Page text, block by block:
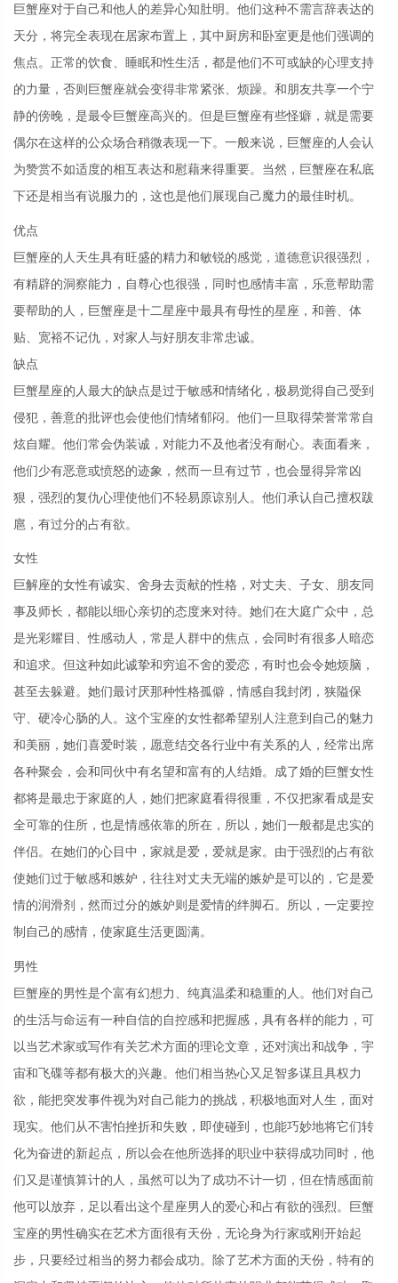
巨蟹座对于自己和他人的差异心知肚明。他们这种不需言辞表达的
天分，将完全表现在居家布置上，其中厨房和卧室更是他们强调的
焦点。正常的饮食、睡眠和性生活，都是他们不可或缺的心理支持
的力量，否则巨蟹座就会变得非常紧张、烦躁。和朋友共享一个宁
静的傍晚，是最令巨蟹座高兴的。但是巨蟹座有些怪癖，就是需要
偶尔在这样的公众场合稍微表现一下。一般来说，巨蟹座的人会认
为赞赏不如适度的相互表达和慰藉来得重要。当然，巨蟹座在私底
下还是相当有说服力的，这也是他们展现自己魔力的最佳时机。
优点
巨蟹座的人天生具有旺盛的精力和敏锐的感觉，道德意识很强烈，
有精辟的洞察能力，自尊心也很强，同时也感情丰富，乐意帮助需
要帮助的人，巨蟹座是十二星座中最具有母性的星座，和善、体
贴、宽裕不记仇，对家人与好朋友非常忠诚。
缺点
巨蟹星座的人最大的缺点是过于敏感和情绪化，极易觉得自己受到
侵犯，善意的批评也会使他们情绪郁闷。他们一旦取得荣誉常常自
炫自耀。他们常会伪装诚，对能力不及他者没有耐心。表面看来，
他们少有恶意或愤怒的迹象，然而一旦有过节，也会显得异常凶
狠，强烈的复仇心理使他们不轻易原谅别人。他们承认自己擅权跋
扈，有过分的占有欲。
女性
巨解座的女性有诚实、舍身去贡献的性格，对丈夫、子女、朋友同
事及师长，都能以细心亲切的态度来对待。她们在大庭广众中，总
是光彩耀目、性感动人，常是人群中的焦点，会同时有很多人暗恋
和追求。但这种如此诚挚和穷追不舍的爱恋，有时也会令她烦脑，
甚至去躲避。她们最讨厌那种性格孤僻，情感自我封闭，狭隘保
守、硬冷心肠的人。这个宝座的女性都希望别人注意到自己的魅力
和美丽，她们喜爱时装，愿意结交各行业中有关系的人，经常出席
各种聚会，会和同伙中有名望和富有的人结婚。成了婚的巨蟹女性
都将是最忠于家庭的人，她们把家庭看得很重，不仅把家看成是安
全可靠的住所，也是情感依靠的所在，所以，她们一般都是忠实的
伴侣。在她们的心目中，家就是爱，爱就是家。由于强烈的占有欲
使她们过于敏感和嫉妒，往往对丈夫无端的嫉妒是可以的，它是爱
情的润滑剂，然而过分的嫉妒则是爱情的绊脚石。所以，一定要控
制自己的感情，使家庭生活更圆满。
男性
巨蟹座的男性是个富有幻想力、纯真温柔和稳重的人。他们对自己
的生活与命运有一种自信的自控感和把握感，具有各样的能力，可
以当艺术家或写作有关艺术方面的理论文章，还对演出和战争，宇
宙和飞碟等都有极大的兴趣。他们相当热心又足智多谋且具权力
欲，能把突发事件视为对自己能力的挑战，积极地面对人生，面对
现实。他们从不害怕挫折和失败，即使碰到，也能巧妙地将它们转
化为奋进的新起点，所以会在他所选择的职业中获得成功同时，他
们又是谨慎算计的人，虽然可以为了成功不计一切，但在情感面前
他可以放弃，足以看出这个星座男人的爱心和占有欲的强烈。巨蟹
宝座的男性确实在艺术方面很有天份，无论身为行家或刚开始起
步，只要经过相当的努力都会成功。除了艺术方面的天份，特有的